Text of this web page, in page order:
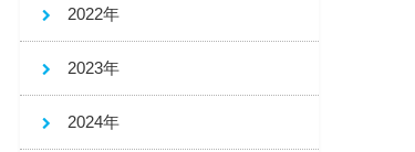
2022年
2023年
2024年